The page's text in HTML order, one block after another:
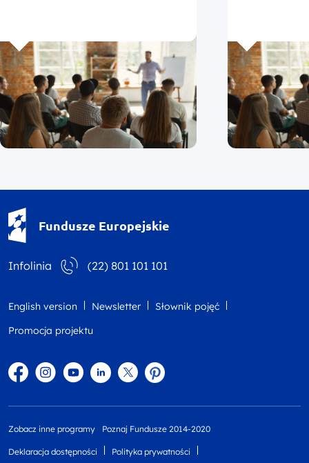
Fundusze Europejskie
Infolinia (22) 801 101 101
English version Newsletter
Słownik pojęć
Promocja projektu
FacebookInstagram
YouTubeLinkedintwitterPinterest
Zobacz inne programy Poznaj Fundusze 2014-2020
Deklaracja dostępności Polityka prywatności